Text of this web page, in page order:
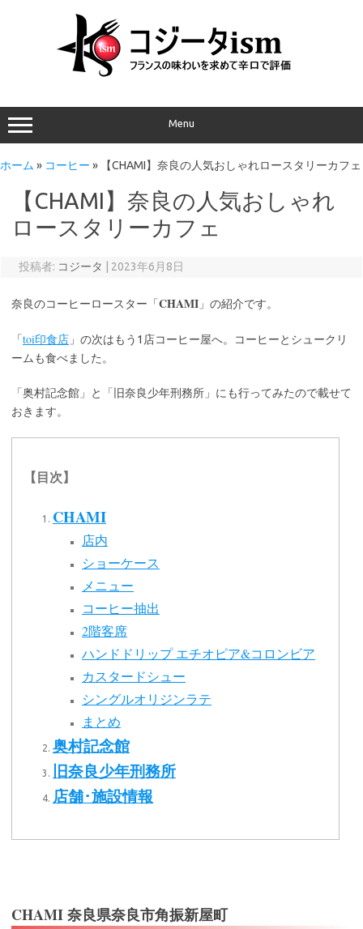
Menu
ホーム » コーヒー » 【CHAMI】奈良の人気おしゃれロースタリーカフェ
【CHAMI】奈良の人気おしゃれ
ロースタリーカフェ
投稿者: コジータ 2023年6月8日
奈良のコーヒーロースター「CHAMI 」の紹介です。
「toi印食店 」の次はもう1店コーヒー屋へ。コーヒーとシュークリ
ームも食べました。
「奥村記念館」と「旧奈良少年刑務所」にも行ってみたので載せて
おきます。
【目次】
CHAMI
店内
ショーケース
メニュー
コーヒー抽出
2階客席
ハンドドリップ エチオピア&コロンビア
カスタードシュー
シングルオリジンラテ
まとめ
奥村記念館
旧奈良少年刑務所
店舗･施設情報
CHAMI 奈良県奈良市角振新屋町